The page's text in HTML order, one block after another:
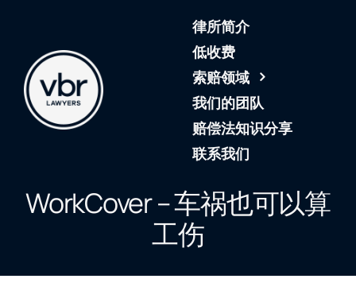
律所简介
低收费
索赔领域
我们的团队
赔偿法知识分享
联系我们
WorkCover – 车祸也可以算
工伤